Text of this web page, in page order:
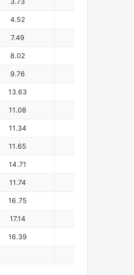
4.52
7.49
8.02
9.76
13.63
11.08
11.34
11.65
14.71
11.74
16.75
17.14
16.39